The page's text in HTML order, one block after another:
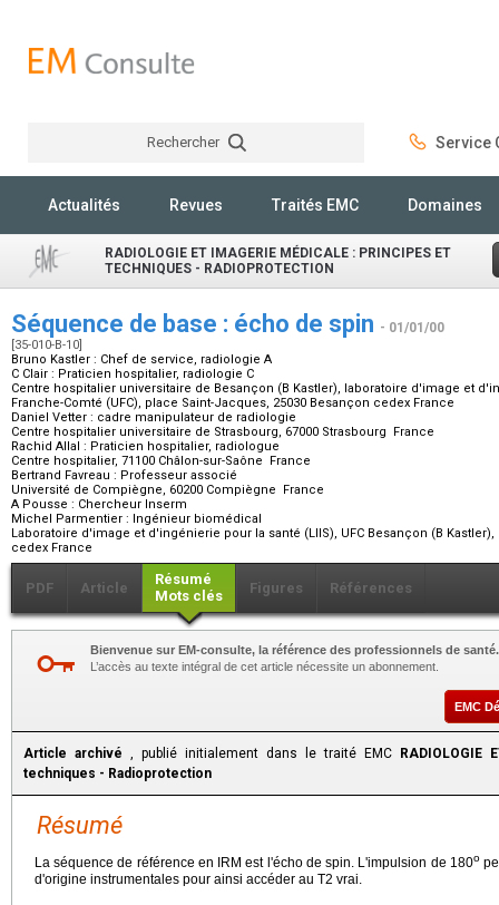
Rechercher Service
Actualités Revues Traités EMC Domaines
RADIOLOGIE ET IMAGERIE MÉDICALE : PRINCIPES ET
TECHNIQUES - RADIOPROTECTION
Séquence de base : écho de spin - 01/01/00
[35-010-B-10]
Bruno Kastler : Chef de service, radiologie A
C Clair : Praticien hospitalier, radiologie C
Centre hospitalier universitaire de Besançon (B Kastler), laboratoire d'image et
Franche-Comté (UFC), place Saint-Jacques, 25030 Besançon cedex France
Daniel Vetter : cadre manipulateur de radiologie
Centre hospitalier universitaire de Strasbourg, 67000 Strasbourg France
Rachid Allal : Praticien hospitalier, radiologue
Centre hospitalier, 71100 Châlon-sur-Saône France
Bertrand Favreau : Professeur associé
Université de Compiègne, 60200 Compiègne France
A Pousse : Chercheur Inserm
Michel Parmentier : Ingénieur biomédical
Laboratoire d'image et d'ingénierie pour la santé (LIIS), UFC Besançon (B
cedex France
PDF Article
Résumé
Mots clés
Figures Références
Bienvenue sur EM-consulte, la référence des professionnels de santé.
L’accès au texte intégral de cet article nécessite un abonnement.
EMC
Article archivé , publié initialement dans le traité EMC
RADIOLOGIE
techniques - Radioprotection
Résumé
La séquence de référence en IRM est l'écho de spin. L'impulsion de 180o
d'origine instrumentales pour ainsi accéder au T2 vrai.